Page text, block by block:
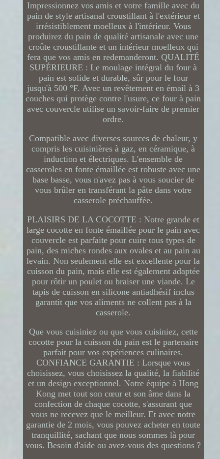
Impressionnez vos amis et votre famille avec du
pain de style artisanal croustillant à l'extérieur et
irrésistiblement moelleux à l'intérieur. Vous
produirez du pain de qualité artisanale avec une
croûte croustillante et un intérieur moelleux qui
fera que vos amis en redemanderont. QUALITÉ
SUPÉRIEURE : Le moulage intégral du four à
pain est solide et durable, sûr pour le four
jusqu'à 500 °F. Avec un revêtement en émail à 3
couches qui protège contre l'usure, ce four à pain
avec couvercle utilise un savoir-faire de premier
ordre.
Compatible avec diverses sources de chaleur, y
compris les cuisinières à gaz, en céramique, à
induction et électriques. L'ensemble de
casseroles en fonte émaillée est robuste avec une
base basse, vous n'avez pas à vous soucier de
vous brûler en transférant la pâte dans votre
casserole préchauffée.
PLAISIRS DE LA COCOTTE : Notre grande et
large cocotte en fonte émaillée pour le pain avec
couvercle est parfaite pour cuire tous types de
pain, des miches rondes aux ovales et au pain au
levain. Non seulement elle est excellente pour la
cuisson du pain, mais elle est également adaptée
pour rôtir un poulet ou braiser une viande. Le
tapis de cuisson en silicone antiadhésif inclus
garantit que vos aliments ne collent pas à la
casserole.
Que vous cuisiniez ou que vous cuisiniez, cette
cocotte pour la cuisson du pain est le partenaire
parfait pour vos expériences culinaires.
CONFIANCE GARANTIE : Lorsque vous
choisissez, vous choisissez la qualité, la fiabilité
et un design exceptionnel. Notre équipe à Hong
Kong met tout son cœur et son âme dans la
confection de chaque cocotte, s'assurant que
vous ne recevez que le meilleur. Et avec notre
garantie de 2 mois, vous pouvez acheter en toute
tranquillité, sachant que nous sommes là pour
vous. Besoin d'aide ou avez-vous des questions ?